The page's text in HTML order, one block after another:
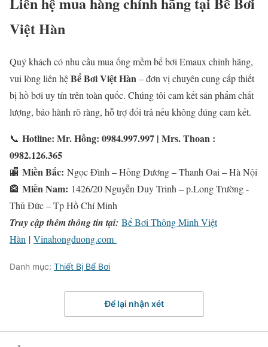
Việt Hàn
Quý khách có nhu cầu mua ống mềm bể bơi Emaux chính hãng,
vui lòng liên hệBể Bơi Việt Hàn– đơn vị chuyên cung cấp thiết
bị hồ bơi uy tín trên toàn quốc. Chúng tôi cam kết sản phẩm chất
lượng, bảo hành rõ ràng, hỗ trợ đổi trả nếu không đúng cam kết.
📞 Hotline: Mr. Hồng: 0984.997.997 | Mrs. Thoan :
0982.126.365
🏬 Miền Bắc: Ngọc Đình – Hồng Dương – Thanh Oai – Hà Nội
🏤 Miền Nam: 1426/20 Nguyễn Duy Trinh – p.Long Trường -
Thủ Đức – Tp Hồ Chí Minh
Truy cập thêm thông tin tại: Bể Bơi Thông Minh Việt
Hàn | Vinahongduong.com
Danh mục: Thiết Bị Bể Bơi
Để lại nhận xét